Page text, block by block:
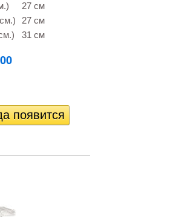
27 см
27 см
31 см